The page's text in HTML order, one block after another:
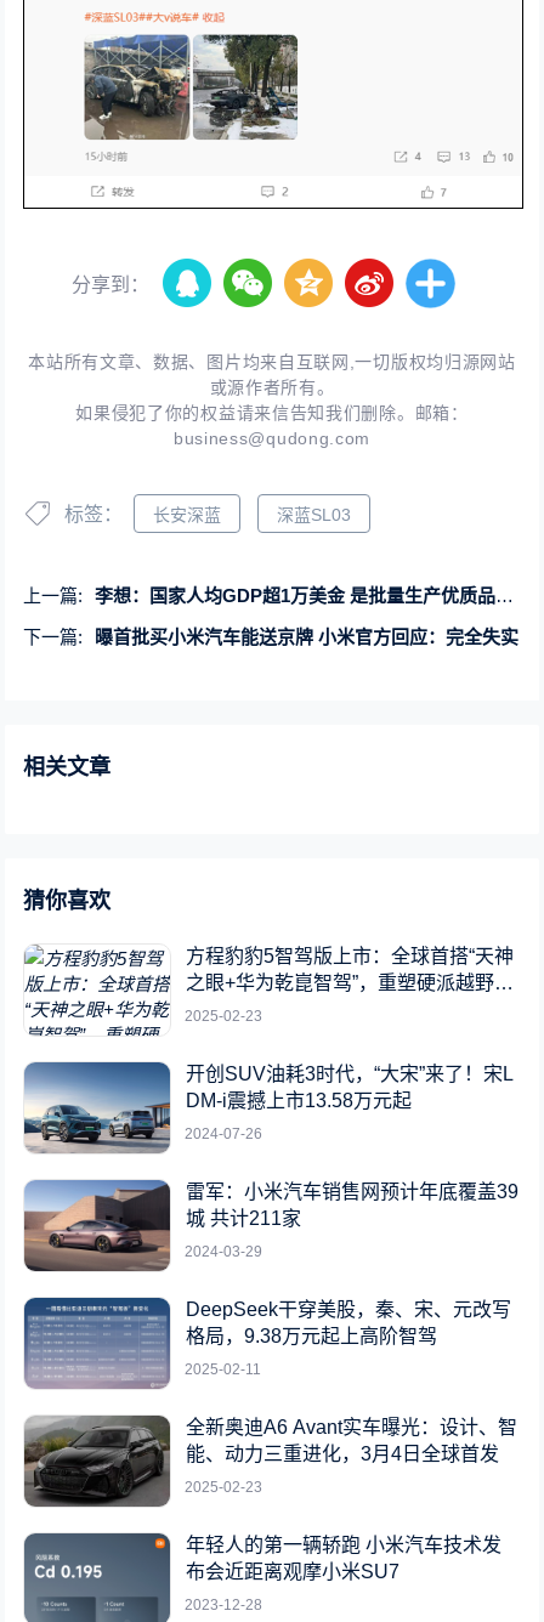
分享到：
本站所有文章、数据、图片均来自互联网,一切版权均归源网站
或源作者所有。
如果侵犯了你的权益请来信告知我们删除。邮箱：
business@qudong.com
标签： 长安深蓝 深蓝SL03
上一篇:
李想：国家人均GDP超1万美金 是批量生产优质品牌的最佳时期
下一篇:
曝首批买小米汽车能送京牌 小米官方回应：完全失实
相关文章
猜你喜欢
方程豹豹5智驾版上市：全球首搭“天神
之眼+华为乾崑智驾”，重塑硬派越野新
标杆
2025-02-23
开创SUV油耗3时代，“大宋”来了！宋L
DM-i震撼上市13.58万元起
2024-07-26
雷军：小米汽车销售网预计年底覆盖39
城 共计211家
2024-03-29
DeepSeek干穿美股，秦、宋、元改写
格局，9.38万元起上高阶智驾
2025-02-11
全新奥迪A6 Avant实车曝光：设计、智
能、动力三重进化，3月4日全球首发
2025-02-23
年轻人的第一辆轿跑 小米汽车技术发
布会近距离观摩小米SU7
2023-12-28